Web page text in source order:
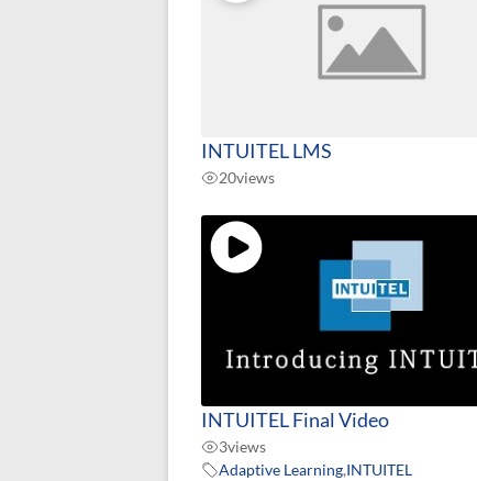
INTUITEL LMS
20views
INTUITEL Final Video
3views
Adaptive Learning,INTUITEL